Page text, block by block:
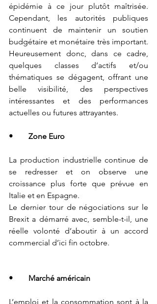
épidémie à ce jour plutôt maîtrisée.
Cependant, les autorités publiques
continuent de maintenir un soutien
budgétaire et monétaire très important.
Heureusement donc, dans ce cadre,
quelques classes d’actifs et/ou
thématiques se dégagent, offrant une
belle visibilité, des perspectives
intéressantes et des performances
actuelles ou futures attrayantes.
•	Zone Euro
La production industrielle continue de
se redresser et on observe une
croissance plus forte que prévue en
Italie et en Espagne.
Le dernier tour de négociations sur le
Brexit a démarré avec, semble-t-il, une
réelle volonté d’aboutir à un accord
commercial d’ici fin octobre.
•	Marché américain
L’emploi et la consommation sont à la